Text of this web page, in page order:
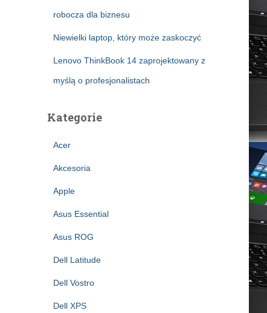
robocza dla biznesu
Niewielki laptop, który może zaskoczyć
Lenovo ThinkBook 14 zaprojektowany z
myślą o profesjonalistach
Kategorie
Acer
Akcesoria
Apple
Asus Essential
Asus ROG
Dell Latitude
Dell Vostro
Dell XPS